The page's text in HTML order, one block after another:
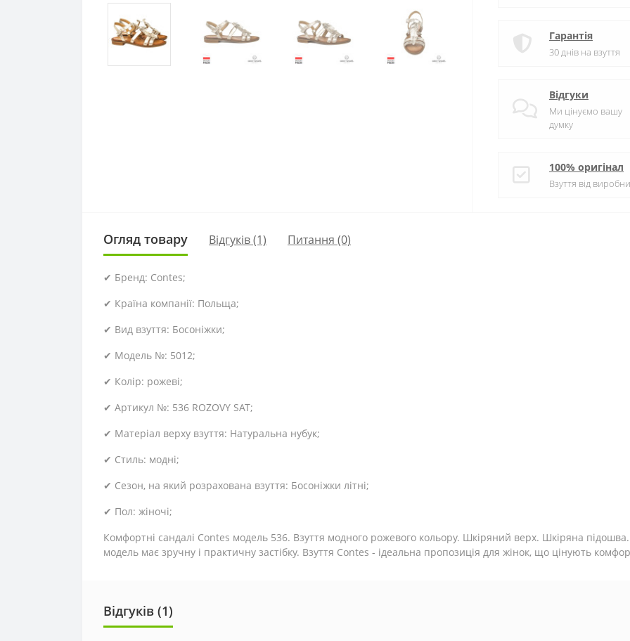
Гарантія
30 днів на взуття
Відгуки
Ми цінуємо вашу
думку
100% оригінал
Взуття від
Огляд товару Відгуків (1) Питання (0)
✔ Бренд: Contes;
✔ Країна компанії: Польща;
✔ Вид взуття: Босоніжки;
✔ Модель №: 5012;
✔ Колір: рожеві;
✔ Артикул №: 536 ROZOVY SAT;
✔ Матеріал верху взуття: Натуральна нубук;
✔ Стиль: модні;
✔ Сезон, на який розрахована взуття: Босоніжки літні;
✔ Пол: жіночі;
Комфортні сандалі Contes модель 536. Взуття модного рожевого кольору. Шкіряний верх. Шкіряна
модель має зручну і практичну застібку. Взуття Contes - ідеальна пропозиція для жінок, що цінують
Відгуків (1)